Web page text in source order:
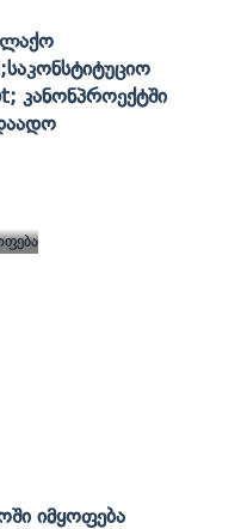
Კანონპროექტში
Იმყოფება